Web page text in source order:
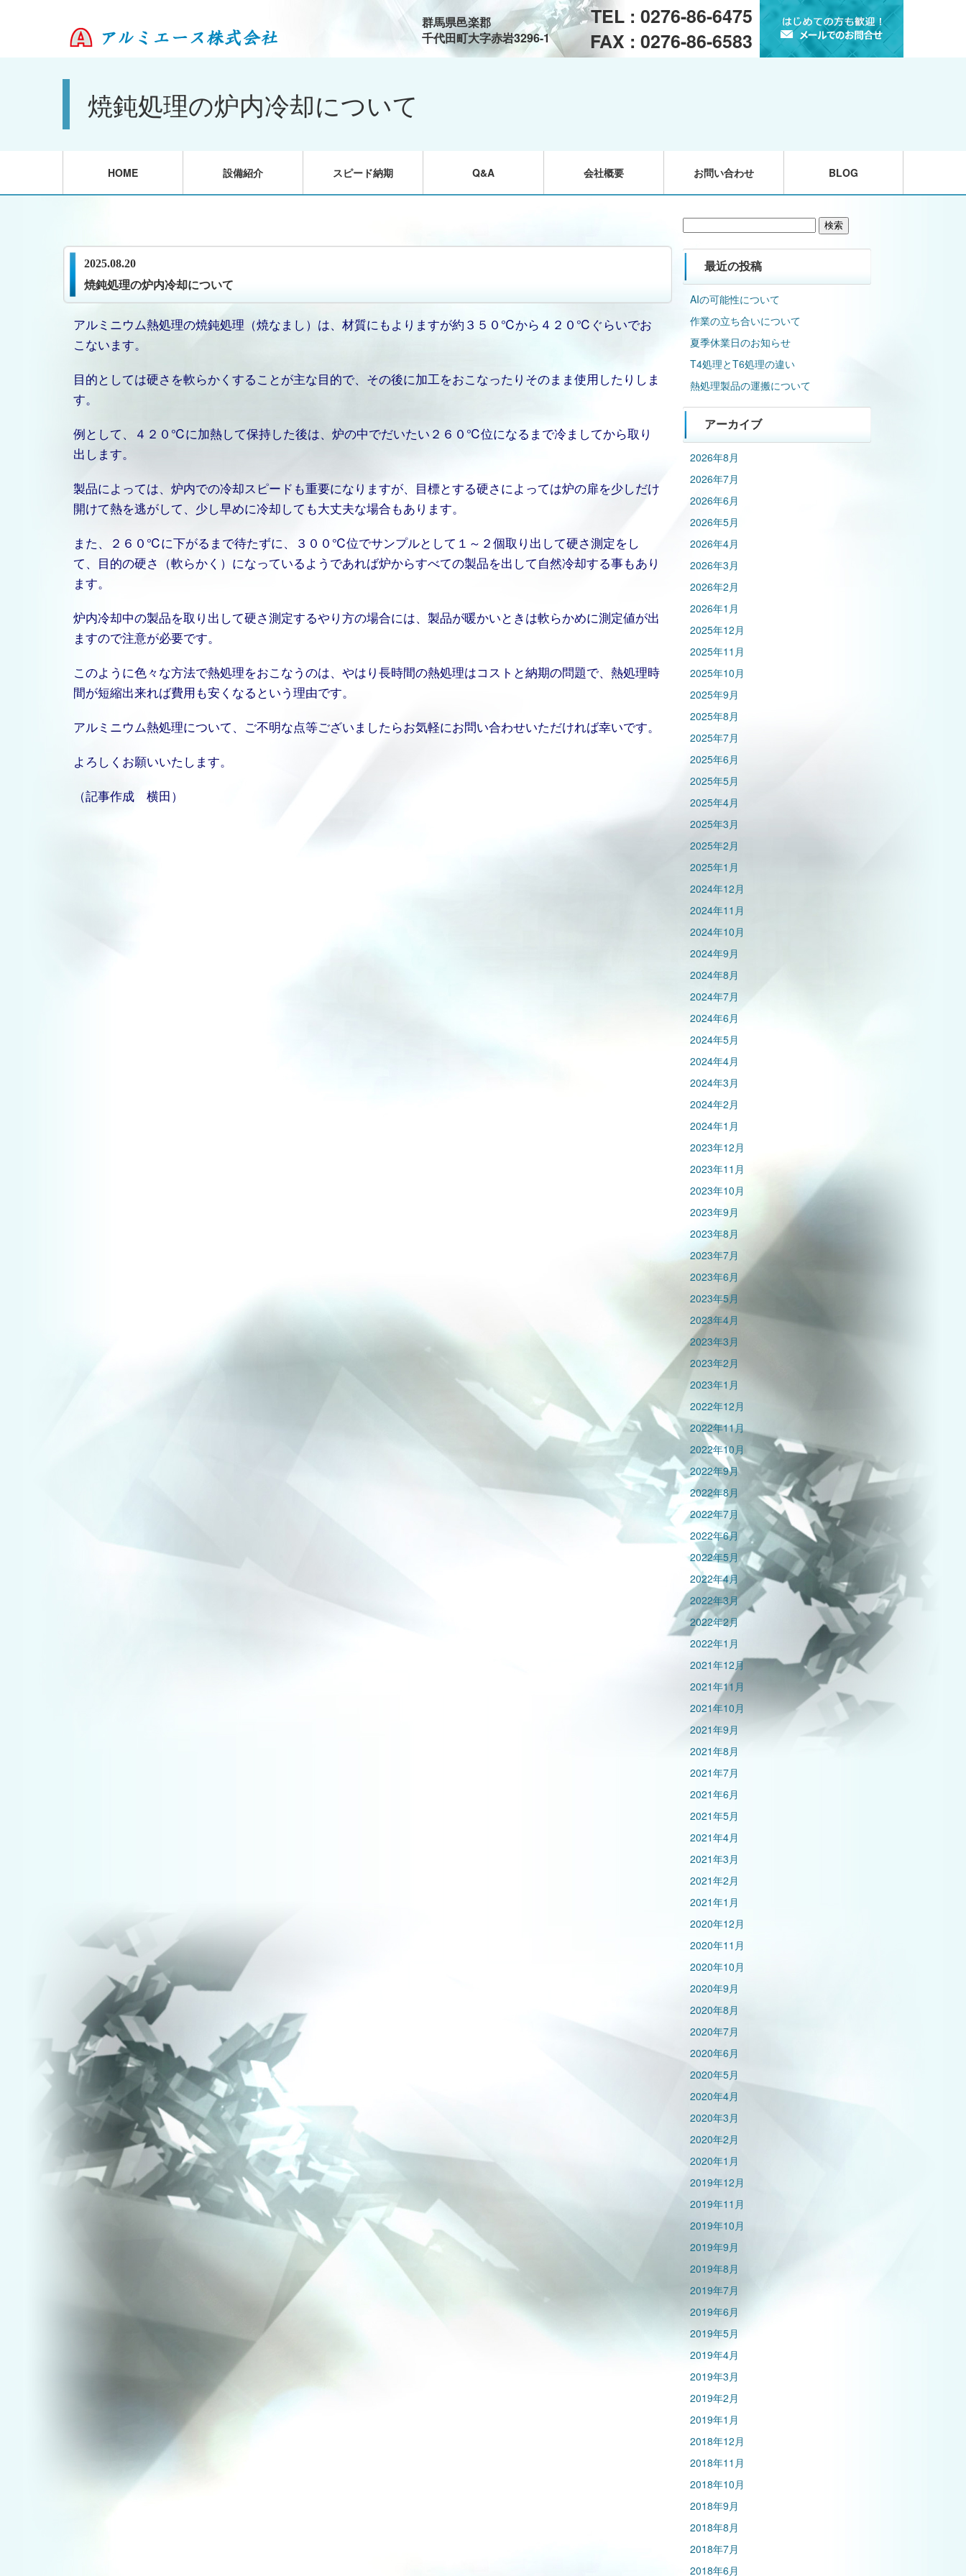
TEL : 0276-86-6475
FAX : 0276-86-6583
群馬県邑楽郡
千代田町大字赤岩3296-1
焼鈍処理の炉内冷却について
HOME 設備紹介 スピード納期 Q&A 会社概要 お問い合わせ BLOG
2025.08.20
焼鈍処理の炉内冷却について
アルミニウム熱処理の焼鈍処理（焼なまし）は、材質にもよりますが約３５０℃から４２０℃ぐらいでお
こないます。
目的としては硬さを軟らかくすることが主な目的で、その後に加工をおこなったりそのまま使用したりしま
す。
例として、４２０℃に加熱して保持した後は、炉の中でだいたい２６０℃位になるまで冷ましてから取り
出します。
製品によっては、炉内での冷却スピードも重要になりますが、目標とする硬さによっては炉の扉を少しだけ
開けて熱を逃がして、少し早めに冷却しても大丈夫な場合もあります。
また、２６０℃に下がるまで待たずに、３００℃位でサンプルとして１～２個取り出して硬さ測定をし
て、目的の硬さ（軟らかく）になっているようであれば炉からすべての製品を出して自然冷却する事もあり
ます。
炉内冷却中の製品を取り出して硬さ測定するやり方の場合には、製品が暖かいときは軟らかめに測定値が出
ますので注意が必要です。
このように色々な方法で熱処理をおこなうのは、やはり長時間の熱処理はコストと納期の問題で、熱処理時
間が短縮出来れば費用も安くなるという理由です。
アルミニウム熱処理について、ご不明な点等ございましたらお気軽にお問い合わせいただければ幸いです。
よろしくお願いいたします。
（記事作成 横田）
最近の投稿
AIの可能性について
作業の立ち合いについて
夏季休業日のお知らせ
T4処理とT6処理の違い
熱処理製品の運搬について
アーカイブ
2026年8月
2026年7月
2026年6月
2026年5月
2026年4月
2026年3月
2026年2月
2026年1月
2025年12月
2025年11月
2025年10月
2025年9月
2025年8月
2025年7月
2025年6月
2025年5月
2025年4月
2025年3月
2025年2月
2025年1月
2024年12月
2024年11月
2024年10月
2024年9月
2024年8月
2024年7月
2024年6月
2024年5月
2024年4月
2024年3月
2024年2月
2024年1月
2023年12月
2023年11月
2023年10月
2023年9月
2023年8月
2023年7月
2023年6月
2023年5月
2023年4月
2023年3月
2023年2月
2023年1月
2022年12月
2022年11月
2022年10月
2022年9月
2022年8月
2022年7月
2022年6月
2022年5月
2022年4月
2022年3月
2022年2月
2022年1月
2021年12月
2021年11月
2021年10月
2021年9月
2021年8月
2021年7月
2021年6月
2021年5月
2021年4月
2021年3月
2021年2月
2021年1月
2020年12月
2020年11月
2020年10月
2020年9月
2020年8月
2020年7月
2020年6月
2020年5月
2020年4月
2020年3月
2020年2月
2020年1月
2019年12月
2019年11月
2019年10月
2019年9月
2019年8月
2019年7月
2019年6月
2019年5月
2019年4月
2019年3月
2019年2月
2019年1月
2018年12月
2018年11月
2018年10月
2018年9月
2018年8月
2018年7月
2018年6月